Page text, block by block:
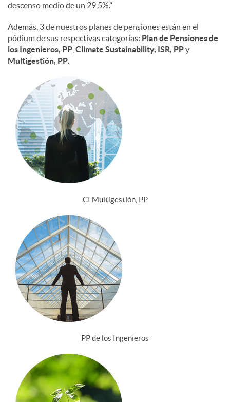
descenso medio de un 29,5%.”
Además, 3 de nuestros planes de pensiones están en el
pódium de sus respectivas categorías: Plan de Pensiones de
los Ingenieros, PP Climate Sustainability, ISR, PPy
Multigestión, PP.
CI Multigestión, PP
PP de los Ingenieros